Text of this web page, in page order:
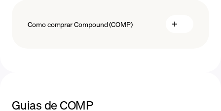
Como comprar Compound (COMP)
Guias de COMP